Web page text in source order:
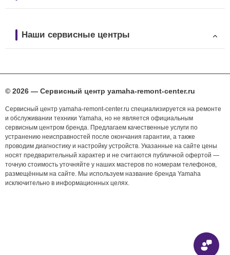
Наши сервисные центры
© 2026 — Сервисный центр yamaha-remont-center.ru
Сервисный центр yamaha-remont-center.ru специализируется на ремонте
и обслуживании техники Yamaha, но не является официальным
сервисным центром бренда. Предлагаем качественные услуги по
устранению неисправностей после окончания гарантии, а также
проводим диагностику и настройку устройств. Указанные на сайте цены
носят предварительный характер и не считаются публичной офертой —
точную стоимость уточняйте у наших мастеров по номерам телефонов,
размещённым на сайте. Мы используем название бренда Yamaha
исключительно в информационных целях.